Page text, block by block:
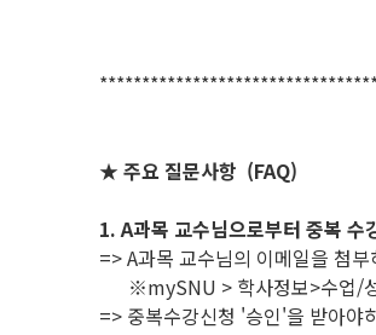
★ 주요 질문사항 (FAQ)
1. A과목 교수님으로부터 중복
=> A과목 교수님의 이메일을 첨
※mySNU > 학사정보>수업/
=> 중복수강신청 '승인'을 받아야